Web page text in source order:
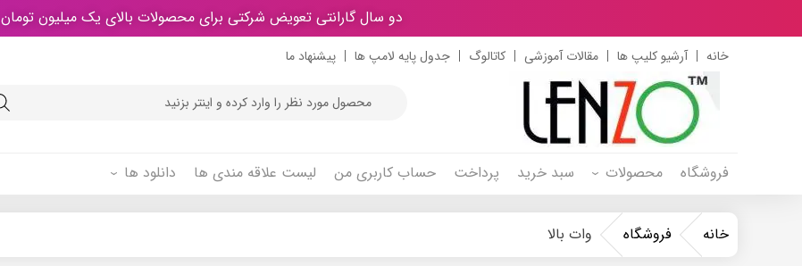
دو سال گارانتی تعویض شرکتی برای محصولات بالای یک میلیون تومان
خانه آرشیو کلیپ ها مقالات آموزشی کاتالوگ جدول پایه لامپ ها پیشنهاد ما
search
فروشگاه محصولات سبد خرید پرداخت حساب کاربری من لیست علاقه مندی ها دانلود ها
خانه فروشگاه وات بالا